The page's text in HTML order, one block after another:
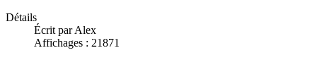
Détails
Écrit par Alex
Affichages : 21871